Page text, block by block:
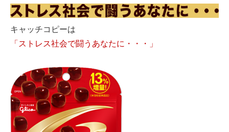
キャッチコピーは
「ストレス社会で闘うあなたに・・・」